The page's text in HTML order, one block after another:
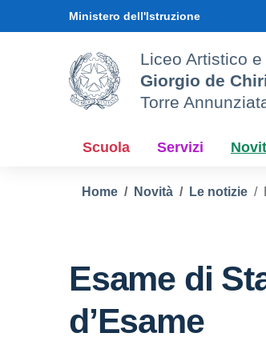
Ministero dell'Istruzione
Liceo Artistico
Giorgio de
Torre
Scuola Servizi
Home Novità Le notizie
Esame di
d’Esame